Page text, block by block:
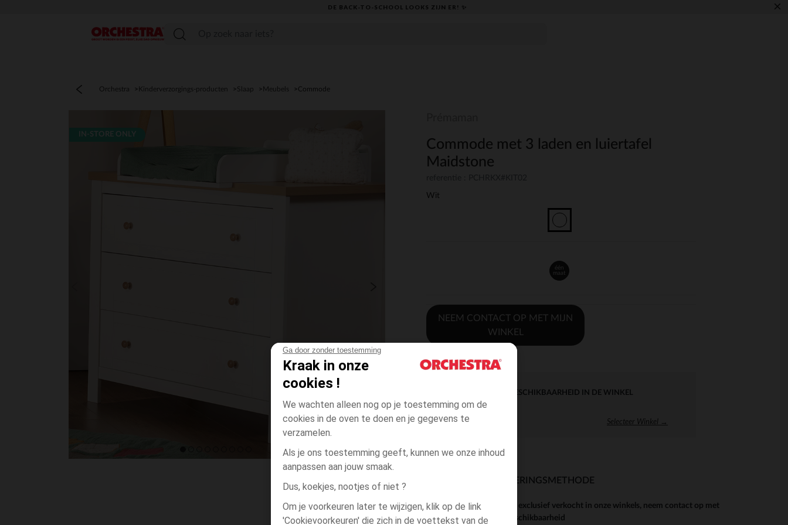
Ga door zonder toestemming
Kraak in onze
cookies !
We wachten alleen nog op je toestemming om de
cookies in de oven te doen en je gegevens te
verzamelen.
Als je ons toestemming geeft, kunnen we onze inhoud
aanpassen aan jouw smaak.
Dus, koekjes, nootjes of niet ?
Om je voorkeuren later te wijzigen, klik op de link
'Cookievoorkeuren' die zich in de voettekst van de
DE BACK-TO-SCHOOL LOOKS ZIJN ER! ✨ ×
menu
Orchestra Kinderverzorgings-producten Slaap Meubels Commode
IN-STORE ONLY
Commode met 3 laden en luiertafel
Maidstone
Wit
één
maat
NEEM CONTACT OP MET MIJN
WINKEL
DIRECTE BESCHIKBAARHEID IN DE WINKEL
Selecteer Winkel →
BESCHIKBAARE LEVERINGSMETHODE
dit product wordt exclusief verkocht in onze winkels, neem contact op met
ke winkel voor beschikbaarheid